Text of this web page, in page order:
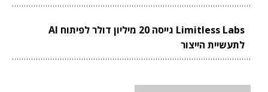
Limitless Labs גייסה 20 מיליון דולר לפיתוח AI
לתעשיית הייצור